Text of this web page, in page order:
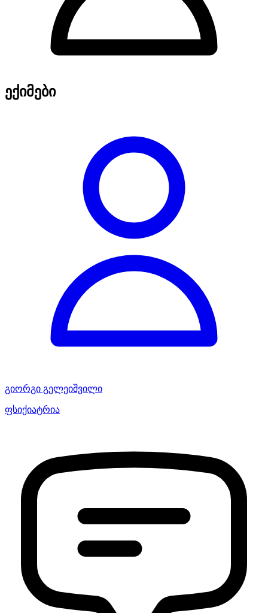
ექიმები
გიორგი გელეიშვილი
ფსიქიატრია